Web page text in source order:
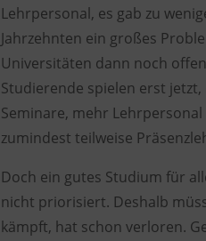
Lehrpersonal, es gab zu
Jahrzehnten ein großes
Universitäten dann noch
Studierende spielen erst
Seminare, mehr
zumindest teilweise
Doch ein gutes Studium für
nicht priorisiert. Deshalb
kämpft, hat schon verloren.